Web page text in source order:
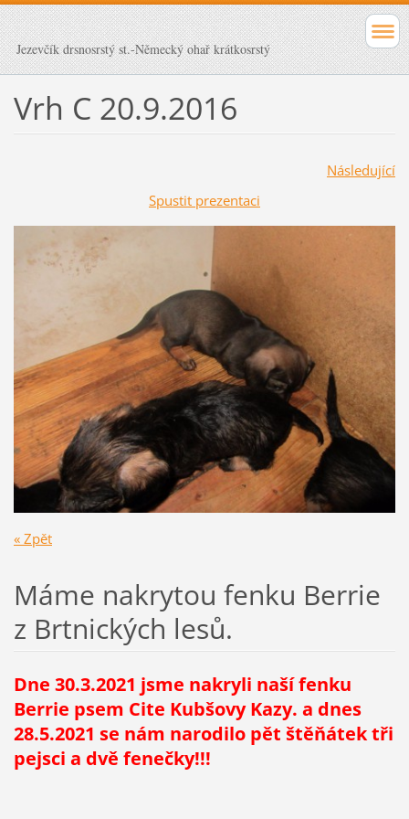
Jezevčík drsnosrstý st.-Německý ohař krátkosrstý
Vrh C 20.9.2016
Následující
Spustit prezentaci
« Zpět
Máme nakrytou fenku Berrie
z Brtnických lesů.
Dne 30.3.2021 jsme nakryli naší fenku
Berrie psem Cite Kubšovy Kazy. a dnes
28.5.2021 se nám narodilo pět štěňátek tři
pejsci a dvě fenečky!!!